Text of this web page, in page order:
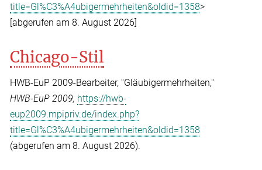
title=Gl%C3%A4ubigermehrheiten&oldid=1358>
[abgerufen am 8. August 2026]
Chicago-Stil
HWB-EuP 2009-Bearbeiter, "Gläubigermehrheiten,"
HWB-EuP 2009, https://hwb-
eup2009.mpipriv.de/index.php?
title=Gl%C3%A4ubigermehrheiten&oldid=1358
(abgerufen am 8. August 2026).